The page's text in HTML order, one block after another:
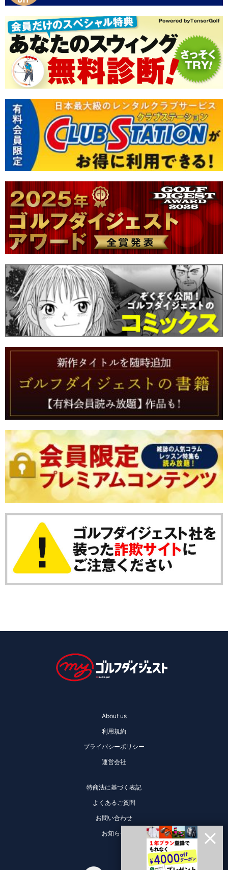
About us
利用規約
プライバシーポリシー
運営会社
特商法に基づく表記
よくあるご質問
お問い合わせ
お知らせ